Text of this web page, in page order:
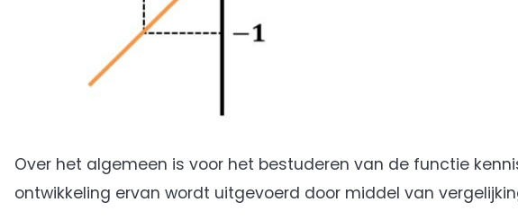
Over het algemeen is voor het bestuderen van de functie
ontwikkeling ervan wordt uitgevoerd door middel van